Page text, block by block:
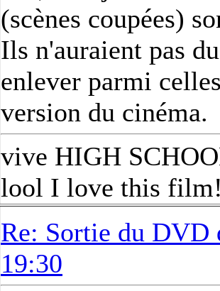
(scènes coupées)
Ils n'auraient pas
enlever parmi
version du cinéma.
vive HIGH
lool I love this
Re: Sortie du
19:30